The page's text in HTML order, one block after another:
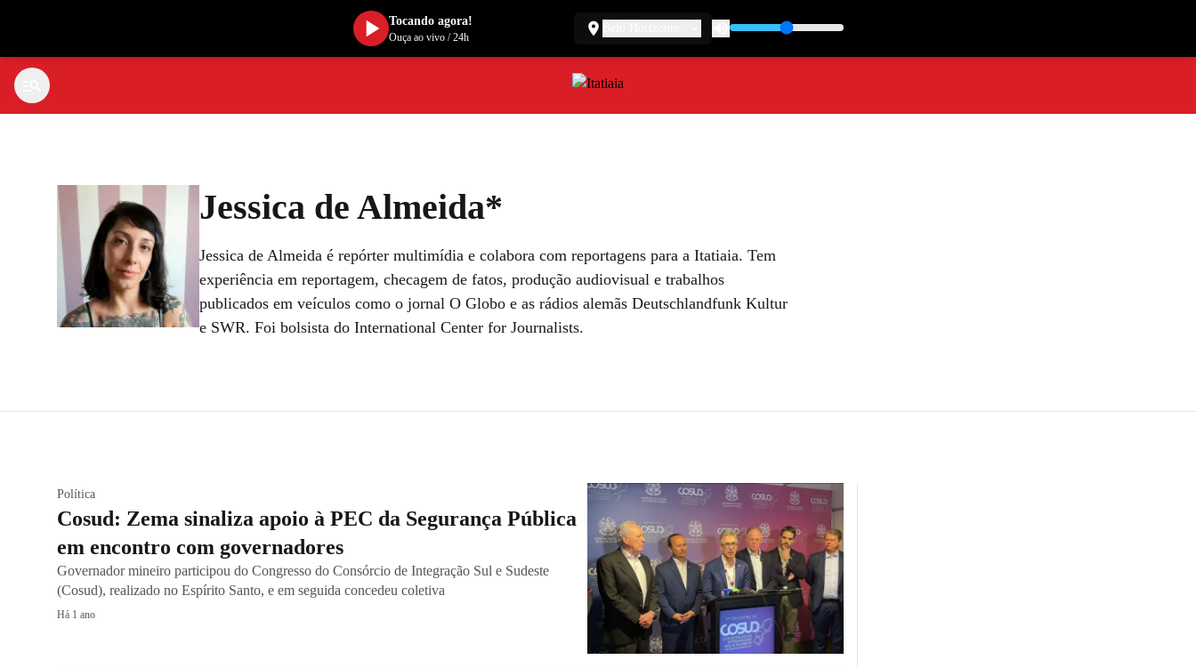
Jessica de Almeida*
Jessica de Almeida é repórter multimídia e colabora com reportagens para a Itatiaia. Tem
experiência em reportagem, checagem de fatos, produção audiovisual e trabalhos
publicados em veículos como o jornal O Globo e as rádios alemãs Deutschlandfunk Kultur
e SWR. Foi bolsista do International Center for Journalists.
Política
Cosud: Zema sinaliza apoio à PEC da Segurança Pública
em encontro com governadores
Governador mineiro participou do Congresso do Consórcio de Integração Sul e Sudeste
(Cosud), realizado no Espírito Santo, e em seguida concedeu coletiva
Há 1 ano
Tocando agora!
Ouça ao vivo/24h